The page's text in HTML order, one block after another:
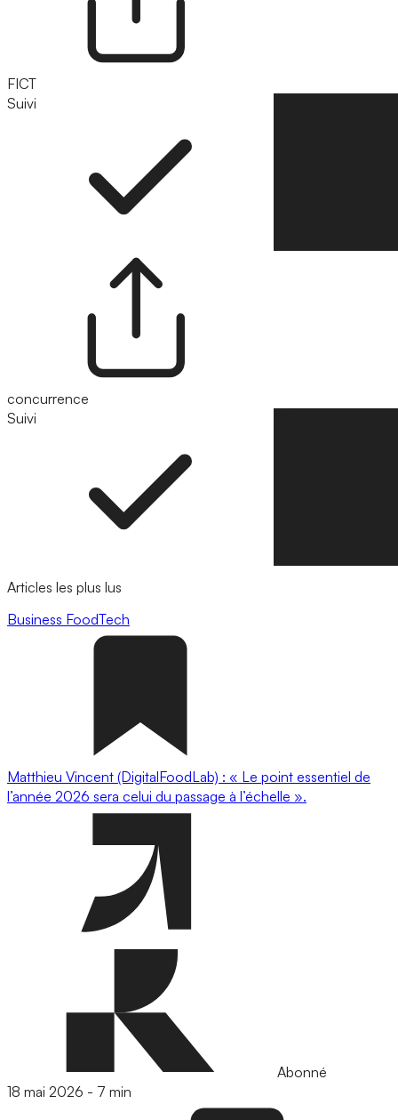
FICT
Suivi
concurrence
Suivi
Articles les plus lus
Business FoodTech
Matthieu Vincent (DigitalFoodLab) : « Le point essentiel de
l’année 2026 sera celui du passage à l’échelle ».
Abonné
18 mai 2026 - 7 min